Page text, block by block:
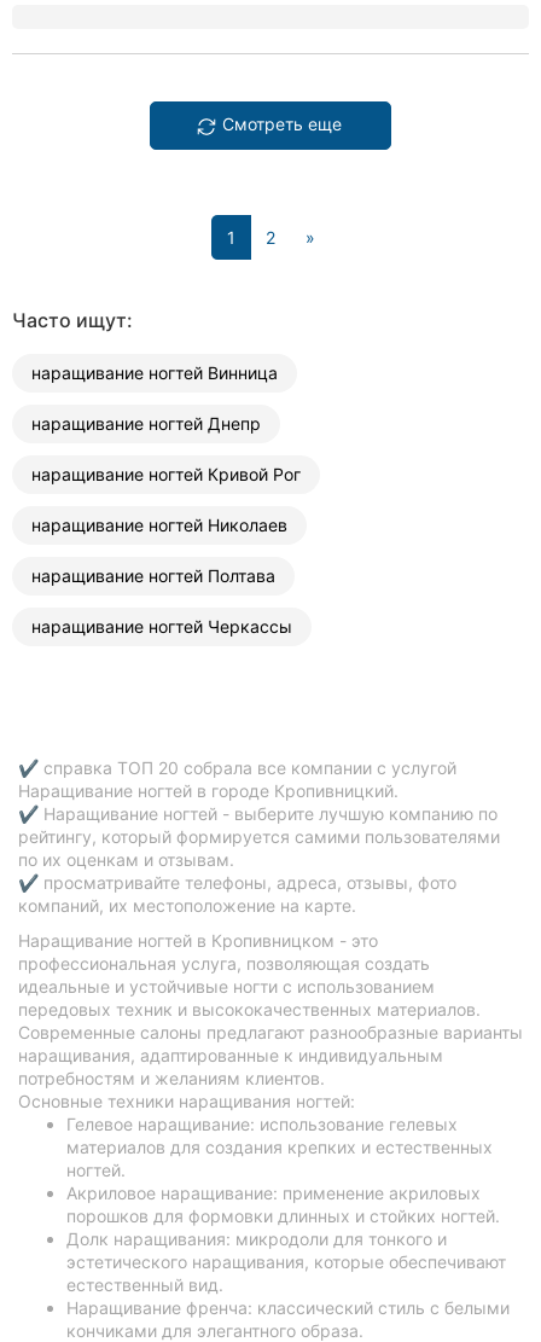
Смотреть еще
1 (current)
2 »
Часто ищут:
наращивание ногтей Винница
наращивание ногтей Днепр
наращивание ногтей Кривой Рог
наращивание ногтей Николаев
наращивание ногтей Полтава
наращивание ногтей Черкассы
✔ справка ТОП 20 собрала все компании с услугой
Наращивание ногтей в городе Кропивницкий.
✔ Наращивание ногтей - выберите лучшую компанию по
рейтингу, который формируется самими пользователями
по их оценкам и отзывам.
✔ просматривайте телефоны, адреса, отзывы, фото
компаний, их местоположение на карте.
Наращивание ногтей в Кропивницком - это
профессиональная услуга, позволяющая создать
идеальные и устойчивые ногти с использованием
передовых техник и высококачественных материалов.
Современные салоны предлагают разнообразные варианты
наращивания, адаптированные к индивидуальным
потребностям и желаниям клиентов.
Основные техники наращивания ногтей:
Гелевое наращивание: использование гелевых
материалов для создания крепких и естественных
ногтей.
Акриловое наращивание: применение акриловых
порошков для формовки длинных и стойких ногтей.
Долк наращивания: микродоли для тонкого и
эстетического наращивания, которые обеспечивают
естественный вид.
Наращивание френча: классический стиль с белыми
кончиками для элегантного образа.